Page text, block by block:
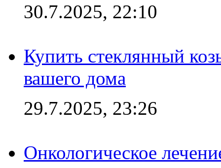
30.7.2025, 22:10
Купить стеклянный
вашего дома
29.7.2025, 23:26
Онкологическое